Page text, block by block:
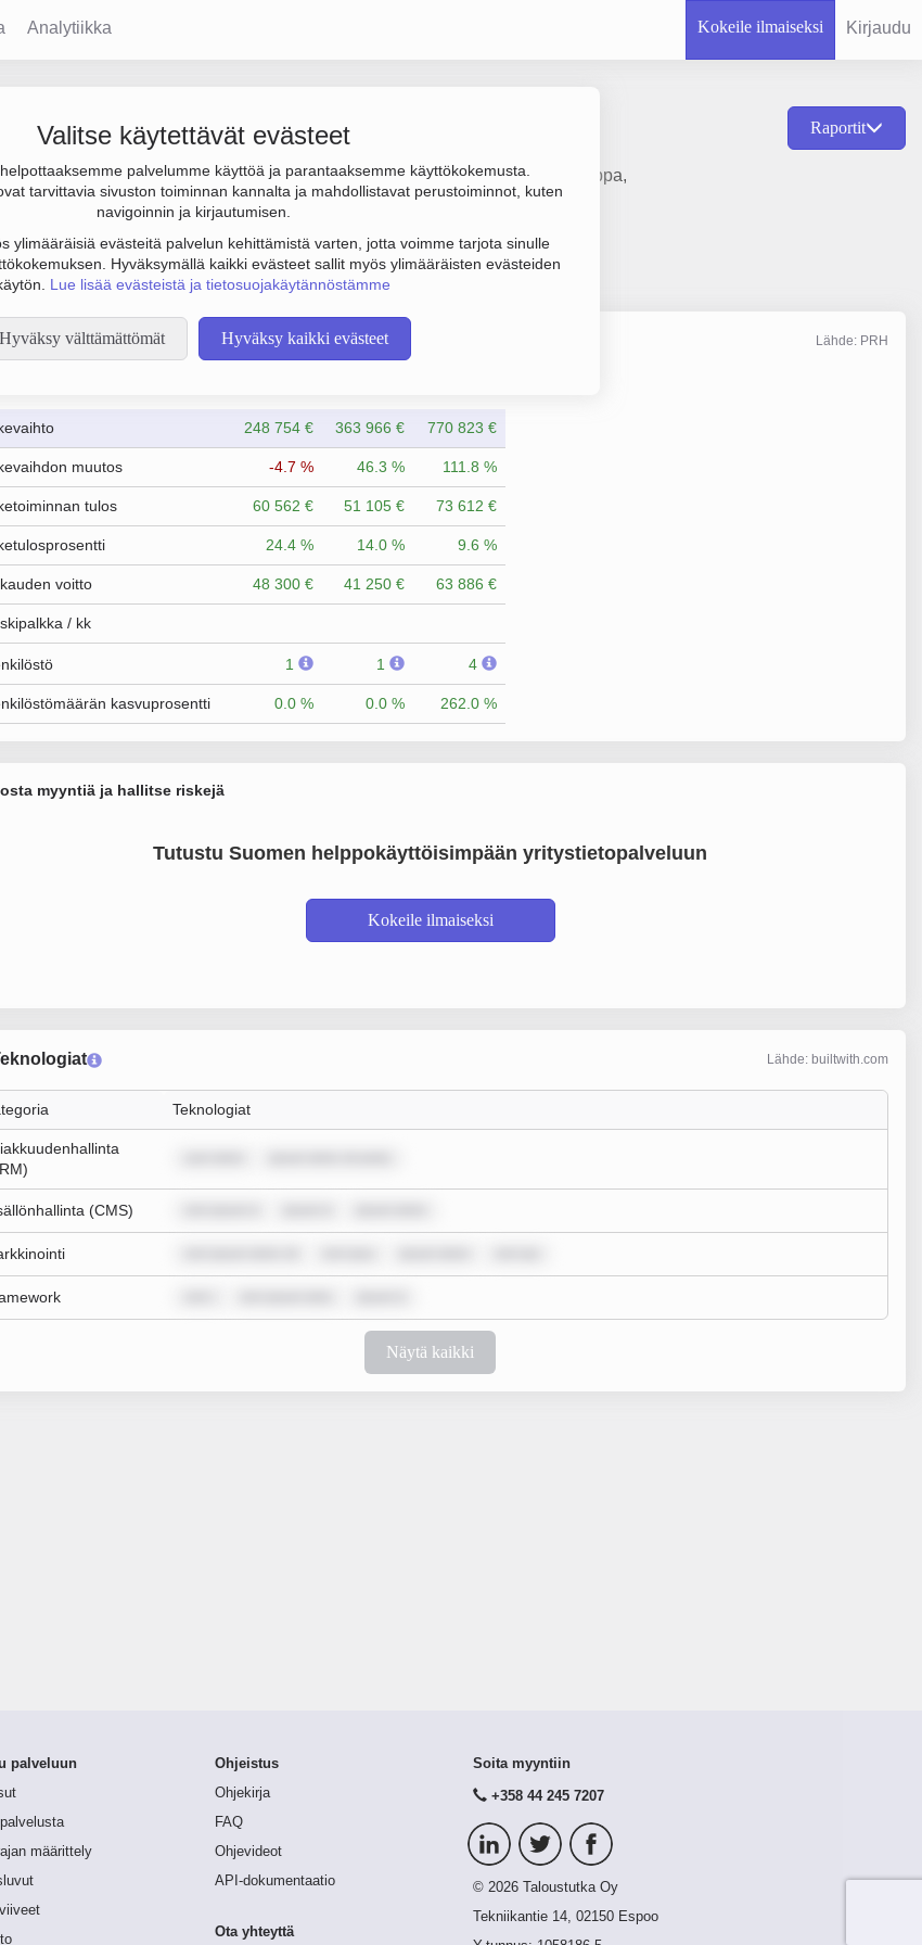
Analytiikka Kokeile ilmaiseksi Kirjaudu
Valitse käytettävät evästeet
palvelumme käyttöä ja parantaaksemme käyttökokemusta.
tarvittavia sivuston toiminnan kannalta ja mahdollistavat perustoiminnot, kuten
navigoinnin ja kirjautumisen.
ylimääräisiä evästeitä palvelun kehittämistä varten, jotta voimme tarjota sinulle
Hyväksymällä kaikki evästeet sallit myös ylimääräisten evästeiden
Lue lisää evästeistä ja tietosuojakäytännöstämme
Hyväksy välttämättömät Hyväksy kaikki evästeet
Raportit
päätoimiala on Muu lääkinnällisten ja ortopedisten tuotteiden vähittäiskauppa,
(OY).
Taloustiedot Lähde: PRH
248 754 € 363 966 € 770 823 €
muutos -4.7 % 46.3 % 111.8 %
tulos 60 562 € 51 105 € 73 612 €
24.4 % 14.0 % 9.6 %
voitto 48 300 € 41 250 € 63 886 €
/ kk
1 1 4
kasvuprosentti 0.0 % 0.0 % 262.0 %
myyntiä ja hallitse riskejä
Tutustu Suomen helppokäyttöisimpään yritystietopalveluun
Kokeile ilmaiseksi
Lähde: builtwith.com
Teknologiat
(CMS)
Näytä kaikki
palveluun
palvelusta
määrittely
Ohjeistus
Ohjekirja
FAQ
Ohjevideot
API-dokumentaatio
Ota yhteyttä
Soita myyntiin
+358 44 245 7207
© 2026 Taloustutka Oy
Tekniikantie 14, 02150 Espoo